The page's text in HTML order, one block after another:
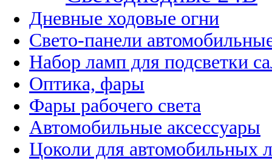
Дневные ходовые огни
Свето-панели
Набор ламп для подсветки
Оптика, фары
Фары рабочего света
Автомобильные аксессуары
Цоколи для автомобильных